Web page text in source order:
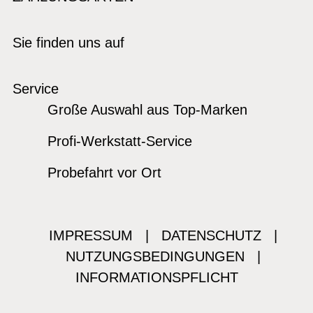
Sie finden uns auf
Service
Große Auswahl aus Top-Marken
Profi-Werkstatt-Service
Probefahrt vor Ort
IMPRESSUM DATENSCHUTZ
NUTZUNGSBEDINGUNGEN
INFORMATIONSPFLICHT